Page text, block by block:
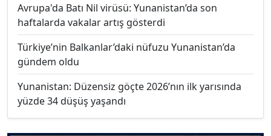
Avrupa'da Batı Nil virüsü: Yunanistan’da son
haftalarda vakalar artış gösterdi
Türkiye’nin Balkanlar’daki nüfuzu Yunanistan’da
gündem oldu
Yunanistan: Düzensiz göçte 2026’nın ilk yarısında
yüzde 34 düşüş yaşandı